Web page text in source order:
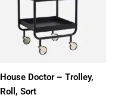
House Doctor – Trolley,
Roll, Sort